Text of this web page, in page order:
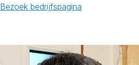
Bezoek bedrijfspagina